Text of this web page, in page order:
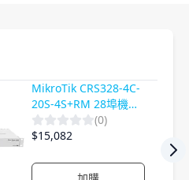
MikroTik CRS328-4C-
20S-4S+RM 28埠機架
型多功能光纖交換器
(0)
$15,082